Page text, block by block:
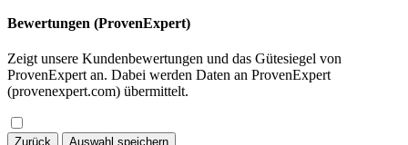
Bewertungen (ProvenExpert)
Zeigt unsere Kundenbewertungen und das Gütesiegel von
ProvenExpert an. Dabei werden Daten an ProvenExpert
(provenexpert.com) übermittelt.
Zurück Auswahl speichern